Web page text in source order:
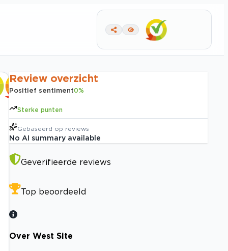
Review overzicht
Positief sentiment0%
Sterke punten
Gebaseerd op reviews
No AI summary available
Geverifieerde reviews
Top beoordeeld
Over West Site